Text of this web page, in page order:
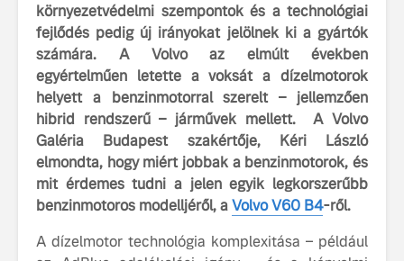
környezetvédelmi szempontok és a technológiai
fejlődés pedig új irányokat jelölnek ki a gyártók
számára. A Volvo az elmúlt években
egyértelműen letette a voksát a dízelmotorok
helyett a benzinmotorral szerelt – jellemzően
hibrid rendszerű – járművek mellett. A Volvo
Galéria Budapest szakértője, Kéri László
elmondta, hogy miért jobbak a benzinmotorok, és
mit érdemes tudni a jelen egyik legkorszerűbb
benzinmotoros modelljéről, aVolvo V60 B4-ről.
A dízelmotor technológia komplexitása – például
Volvo élmények a
Lajvér Pikniken
Milliók számára lett
elérhető a Volvo
Car UX élmény
Az új Volvo EX60 új
szintre emeli a
fenntarthatóságot
A Volvo
bemutatja
gondosan
amelynek
Az autó,
ismerje